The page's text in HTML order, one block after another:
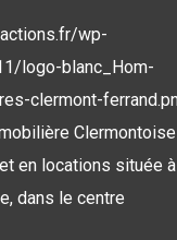
Clermontoise
en locations située à
dans le centre